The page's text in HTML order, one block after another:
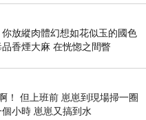
DELVAUX（預
雄（心水）
全鴻錕.翁國賢.陳迪
亨.徐建（心水）
放縱肉體幻想如花似玉的國色
香煙大麻 在恍惚之間瞥
！ 但上班前 崽崽到現場掃一圈
小時 崽崽又搞到水